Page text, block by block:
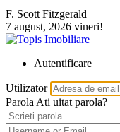
F. Scott Fitzgerald
7 august, 2026 vineri!
Autentificare
Utilizator
ParolaAti uitat parola?